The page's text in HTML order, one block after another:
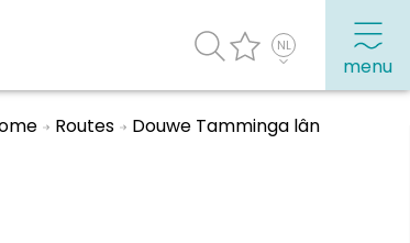
menu
Routes Douwe Tamminga lân